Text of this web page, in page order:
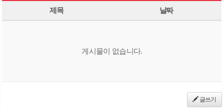
제목 날짜
게시물이 없습니다.
글쓰기